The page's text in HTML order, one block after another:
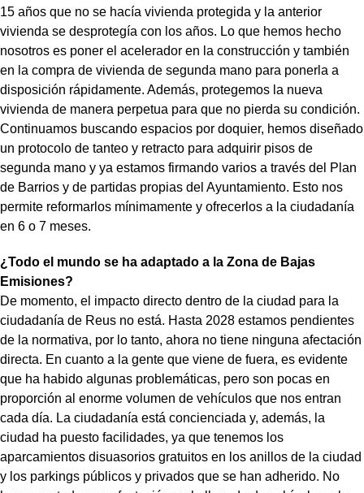
15 años que no se hacía vivienda protegida y la anterior
vivienda se desprotegía con los años. Lo que hemos hecho
nosotros es poner el acelerador en la construcción y también
en la compra de vivienda de segunda mano para ponerla a
disposición rápidamente. Además, protegemos la nueva
vivienda de manera perpetua para que no pierda su condición.
Continuamos buscando espacios por doquier, hemos diseñado
un protocolo de tanteo y retracto para adquirir pisos de
segunda mano y ya estamos firmando varios a través del Plan
de Barrios y de partidas propias del Ayuntamiento. Esto nos
permite reformarlos mínimamente y ofrecerlos a la ciudadanía
en 6 o 7 meses.
¿Todo el mundo se ha adaptado a la Zona de Bajas
Emisiones?
De momento, el impacto directo dentro de la ciudad para la
ciudadanía de Reus no está. Hasta 2028 estamos pendientes
de la normativa, por lo tanto, ahora no tiene ninguna afectación
directa. En cuanto a la gente que viene de fuera, es evidente
que ha habido algunas problemáticas, pero son pocas en
proporción al enorme volumen de vehículos que nos entran
cada día. La ciudadanía está concienciada y, además, la
ciudad ha puesto facilidades, ya que tenemos los
aparcamientos disuasorios gratuitos en los anillos de la ciudad
y los parkings públicos y privados que se han adherido. No